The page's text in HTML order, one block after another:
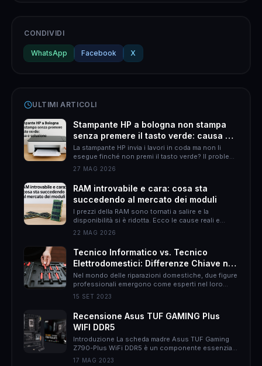
CONDIVIDI
WhatsApp Facebook X
ULTIMI ARTICOLI
Stampante HP a bologna non stampa
senza premere il tasto verde: causa e
soluzione
La stampante HP invia i lavori in coda ma non li
esegue finché non premi il tasto verde? Il problema
è quasi sempre HP Smart. Ecco come risolverlo
27 MAG 2026
RAM introvabile e cara: cosa sta
succedendo al mercato dei moduli
I prezzi della RAM sono tornati a salire e la
disponibilità si è ridotta. Ecco le cause reali e
come muoversi per non spendere il doppio.
22 MAG 2026
Tecnico Informatico vs. Tecnico
Elettrodomestici: Differenze Chiave nel
Mondo delle Riparazioni Domestiche
Nel mondo delle riparazioni domestiche, due figure
professionali emergono come esperti nel loro
campo: il tecnico informatico e il tecnico
l&#8217;obiettivo di risolvere problemi, le loro
responsabilità, approcci e persino il rapporto con
il cliente possono essere molto diversi. In questo
articolo, proverò ad esporvi le differenze chiave tra
queste due &hellip;
15 SET 2023
Recensione Asus TUF GAMING Plus
WIFI DDR5
Introduzione La scheda madre Asus TUF Gaming
Z790-Plus WiFi DDR5 è un componente essenziale
per gli appassionati di gaming che desiderano un
17 MAG 2023